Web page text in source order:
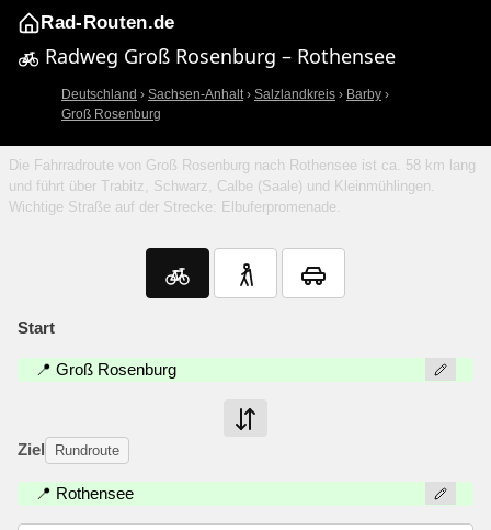
Rad-Routen.de
Radweg Groß Rosenburg – Rothensee
Deutschland › Sachsen-Anhalt› Salzlandkreis › Barby ›
Groß Rosenburg
Die Fahrradroute von Groß Rosenburg nach Rothensee ist ca. 58 km lang
und führt über Trabitz, Schwarz, Calbe (Saale) und Kleinmühlingen.
Wichtige Straße auf der Strecke: Elbuferpromenade.
Start
📍 Groß Rosenburg
Ziel Rundroute
📍 Rothensee